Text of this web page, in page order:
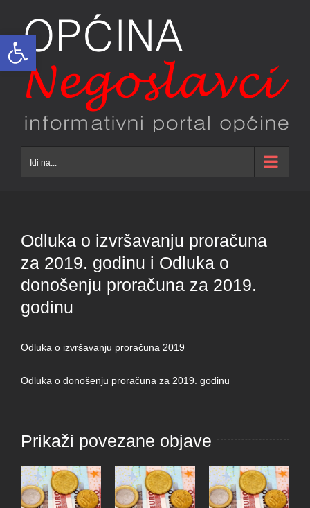
Open toolbar
content
Idi na...
Odluka o izvršavanju proračuna
za 2019. godinu i Odluka o
donošenju proračuna za 2019.
godinu
Odluka o izvršavanju proračuna 2019
Odluka o donošenju proračuna za 2019. godinu
Prikaži povezane objave